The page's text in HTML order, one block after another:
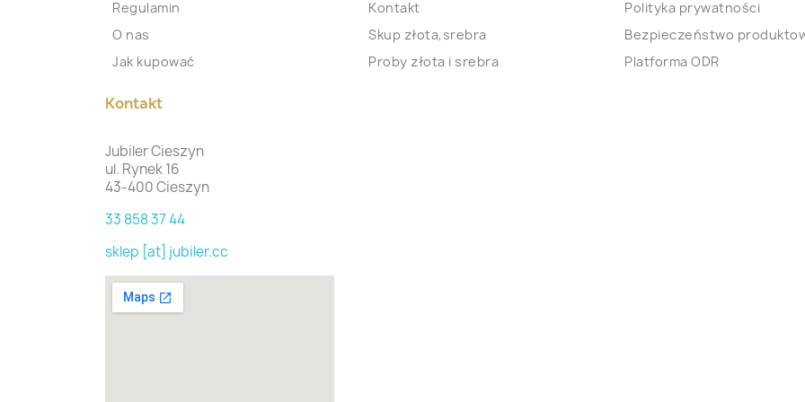
Regulamin
O nas
Jak kupować
Kontakt
Skup złota,srebra
Proby złota i srebra
Polityka prywatności
Bezpieczeństwo
Platforma ODR
Kontakt
Jubiler Cieszyn
ul. Rynek 16
43-400 Cieszyn
33 858 37 44
sklep [at] jubiler.cc